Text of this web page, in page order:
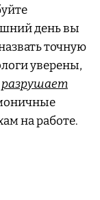
день вы
точную
уверены,
разрушает
на работе.